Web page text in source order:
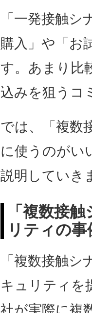
「一発接触
購入」や「お
す。あまり比
込みを狙うコ
では、「複数
に使うのがい
説明していき
「複数接
リティの
「複数接触
キュリティを
社が実際に複